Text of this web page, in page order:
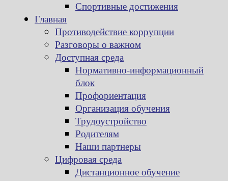
Спортивные достижения
Главная
Противодействие коррупции
Разговоры о важном
Доступная среда
Нормативно-информационный
блок
Профориентация
Организация обучения
Трудоустройство
Родителям
Наши партнеры
Цифровая среда
Дистанционное обучение